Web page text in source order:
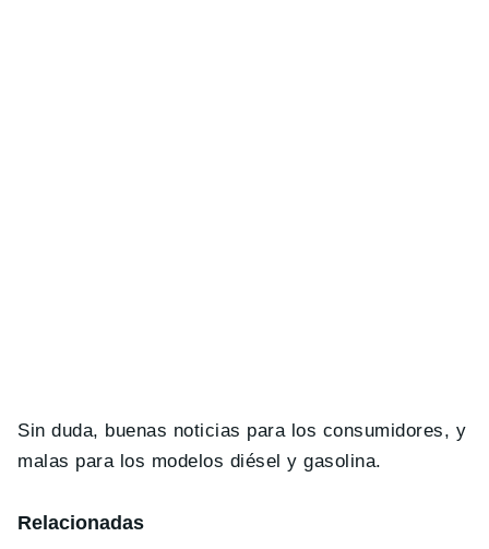
Sin duda, buenas noticias para los consumidores, y
malas para los modelos diésel y gasolina.
Relacionadas